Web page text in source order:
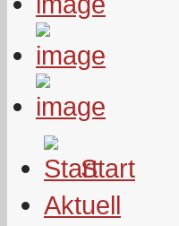
Start
Aktuell